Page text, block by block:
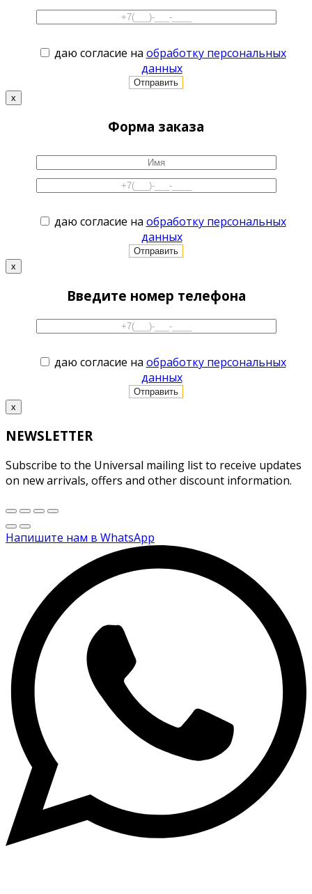
даю согласие на обработку персональных
данных
x
Форма заказа
даю согласие на обработку персональных
данных
x
Введите номер телефона
даю согласие на обработку персональных
данных
x
NEWSLETTER
Subscribe to the Universal mailing list to receive updates
on new arrivals, offers and other discount information.
Напишите нам в WhatsApp